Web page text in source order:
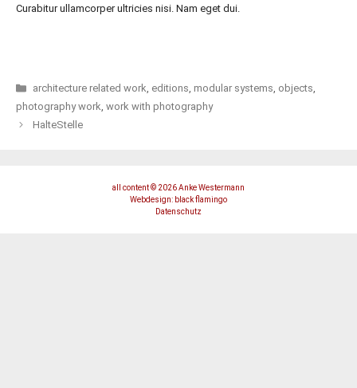
Curabitur ullamcorper ultricies nisi. Nam eget dui.
Categories
architecture related work, editions, modular systems, objects,
photography work, work with photography
HalteStelle
all content © 2026 Anke Westermann
Webdesign: black flamingo
Datenschutz